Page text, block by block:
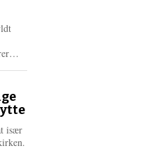
r
e
især